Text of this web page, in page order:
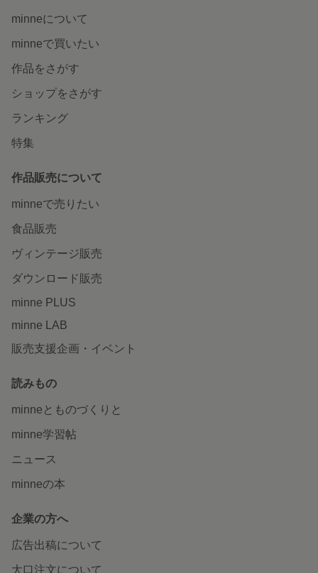
minneについて
minneで買いたい
作品をさがす
ショップをさがす
ランキング
特集
作品販売について
minneで売りたい
食品販売
ヴィンテージ販売
ダウンロード販売
minne PLUS
minne LAB
販売支援企画・イベント
読みもの
minneとものづくりと
minne学習帖
ニュース
minneの本
企業の方へ
広告出稿について
大口注文について